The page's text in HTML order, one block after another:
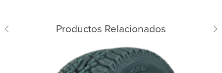
Productos Relacionados